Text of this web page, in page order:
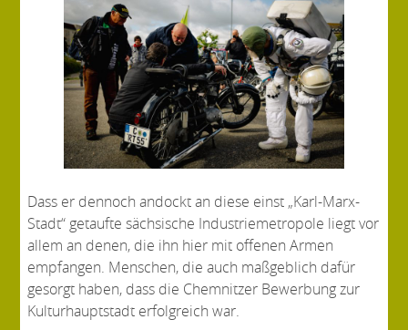
Dass er dennoch andockt an diese einst „Karl-Marx-
Stadt“ getaufte sächsische Industriemetropole liegt vor
allem an denen, die ihn hier mit offenen Armen
empfangen. Menschen, die auch maßgeblich dafür
gesorgt haben, dass die Chemnitzer Bewerbung zur
Kulturhauptstadt erfolgreich war.